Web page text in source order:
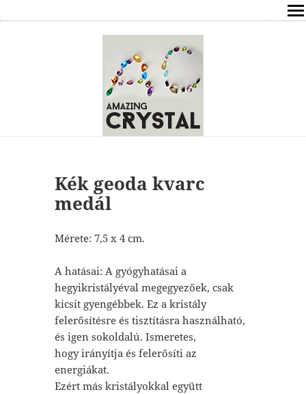
ÍRÁSOK
ÁSVÁNYOK HATÁSAI
ELÉRHETŐSÉG
ONLINE GYÓGYÍTÁS,TANÁCSADÁS
FREE
VÁSÁRLÁS / KOSÁR
Kék geoda kvarc
medál
Mérete: 7,5 x 4 cm.
A hatásai: A gyógyhatásai a
hegyikristályéval megegyezőek, csak
kicsit gyengébbek. Ez a kristály
felerősítésre és tisztításra használható,
és igen sokoldalú. Ismeretes,
hogy irányítja és felerősíti az
energiákat.
Ezért más kristályokkal együtt